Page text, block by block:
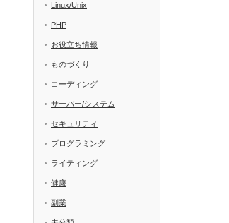
Linux/Unix
PHP
お役立ち情報
ものづくり
コーディング
サーバー/システム
セキュリティ
プログラミング
ライティング
健康
副業